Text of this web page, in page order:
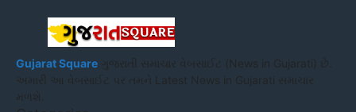
Gujarat Square ગુજરાતી સમાચાર વેબસાઈટ (News in Gujarati) છે.
અમારી આ વેબસાઈટ પર તમને Latest News in Gujarati સમાચાર
મળશે.